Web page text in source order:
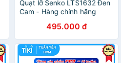
Quạt lỡ Senko LTS1632 Đen
Cam - Hàng chính hãng
495.000 đ